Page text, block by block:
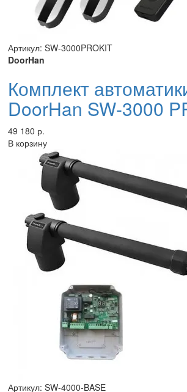
Артикул: SW-3000PROKIT
DoorHan
Комплект
DoorHan SW-3000
49 180 р.
В корзину
Артикул: SW-4000-BASE